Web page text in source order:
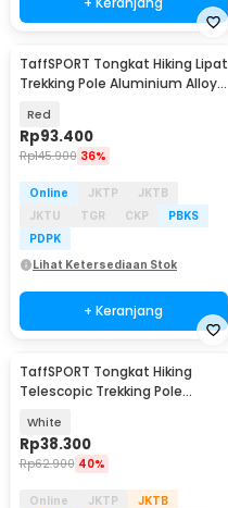
TaffSPORT Tongkat Hiking Lipat
Trekking Pole Aluminium Alloy
Red
Rp93.400
Rp145.900 36%
Online JKTP
JKTB
JKTU
TGR CKP
PBKS
PDPK
Lihat Ketersediaan Stok
+ Keranjang
TaffSPORT Tongkat Hiking
Telescopic Trekking Pole
White
Rp38.300
Rp62.900 40%
Online JKTP
JKTB